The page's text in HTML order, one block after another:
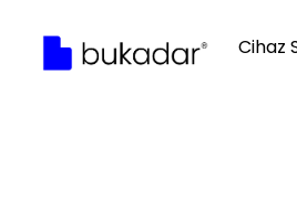
Cihaz